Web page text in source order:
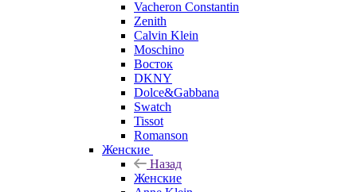
Vacheron Constantin
Zenith
Calvin Klein
Moschino
Восток
DKNY
Dolce&Gabbana
Swatch
Tissot
Romanson
Женские
Назад
Женские